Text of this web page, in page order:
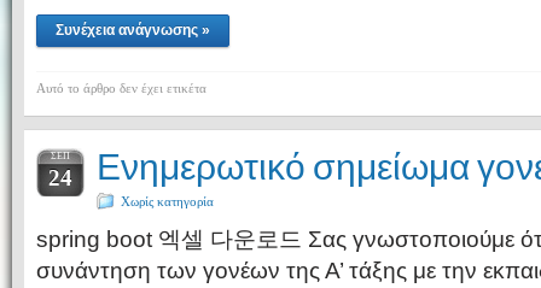
Συνέχεια ανάγνωσης »
Αυτό το άρθρο δεν έχει ετικέτα
ΣΕΠ
24 Ενημερωτικό σημείωμα
Χωρίς κατηγορία
spring boot 엑셀 다운로드 Σας γνωστοποιούμε
συνάντηση των γονέων της Α’ τάξης με την